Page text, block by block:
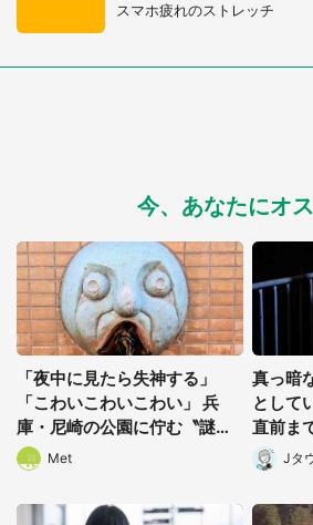
スマホ疲れのストレッチ
今、あなたにオ
「夜中に見たら失神する」
「こわいこわいこわい」 兵
庫・尼崎の公園に佇む〝謎す
ぎる顔〟に1.3万人戦慄
Met
真っ暗
として
直前ま
男性に
県・50
Jタ